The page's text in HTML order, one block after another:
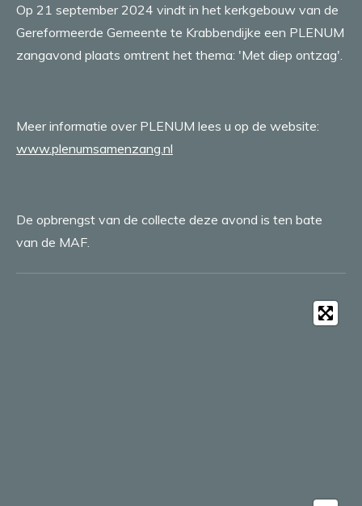
Op 21 september 2024 vindt in het kerkgebouw van de
Gereformeerde Gemeente te Krabbendijke een PLENUM
zangavond plaats omtrent het thema: 'Met diep ontzag'.
Meer informatie over PLENUM lees u op de website:
www.plenumsamenzang.nl
De opbrengst van de collecte deze avond is ten bate
van de MAF.